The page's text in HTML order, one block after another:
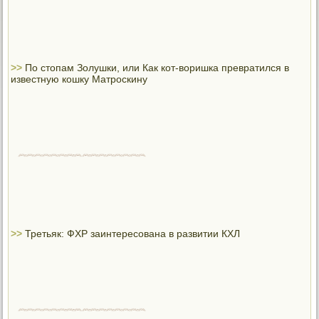
>> По стопам Золушки, или Как кот-воришка превратился в
известную кошку Матроскину
>>Третьяк: ФХР заинтересована в развитии КХЛ